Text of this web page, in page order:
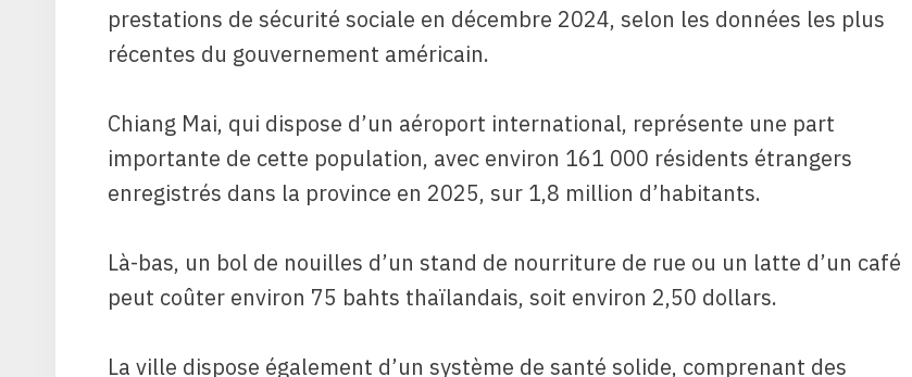
prestations de sécurité sociale en décembre 2024, selon les données les plus
récentes du gouvernement américain.
Chiang Mai, qui dispose d’un aéroport international, représente une part
importante de cette population, avec environ 161 000 résidents étrangers
enregistrés dans la province en 2025, sur 1,8 million d’habitants.
Là-bas, un bol de nouilles d’un stand de nourriture de rue ou un latte d’un café
peut coûter environ 75 bahts thaïlandais, soit environ 2,50 dollars.
La ville dispose également d’un système de santé solide, comprenant des